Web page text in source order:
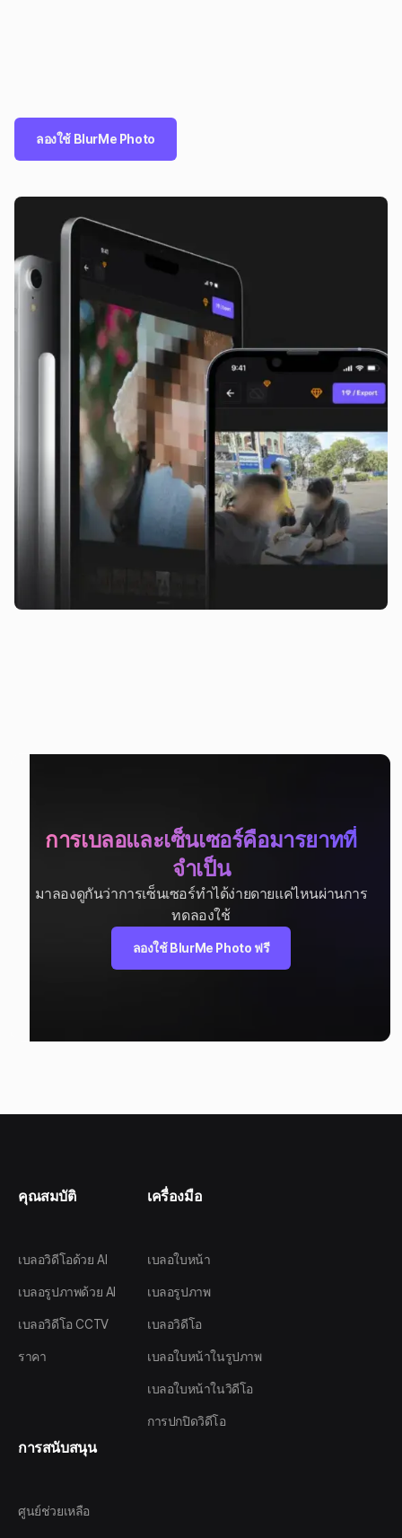
ลองใช้ BlurMe Photo
การเบลอและเซ็นเซอร์คือมารยาทที่
จำเป็น
ให้ BlurMe ช่วยให้คุณเป็นอิสระจาก
การละเมิดข้อมูลส่วนบุคคลได้อย่าง
สบายใจ
มาลองดูกันว่าการเซ็นเซอร์ทำได้ง่ายดายแค่ไหนผ่านการ
ทดลองใช้
ลองใช้ BlurMe Photo ฟรี
คุณสมบัติ
เบลอวิดีโอด้วย AI
เบลอรูปภาพด้วย AI
เบลอวิดีโอ CCTV
ราคา
เครื่องมือ
เบลอใบหน้า
เบลอรูปภาพ
เบลอวิดีโอ
เบลอใบหน้าในรูปภาพ
เบลอใบหน้าในวิดีโอ
การปกปิดวิดีโอ
การสนับสนุน
ศูนย์ช่วยเหลือ